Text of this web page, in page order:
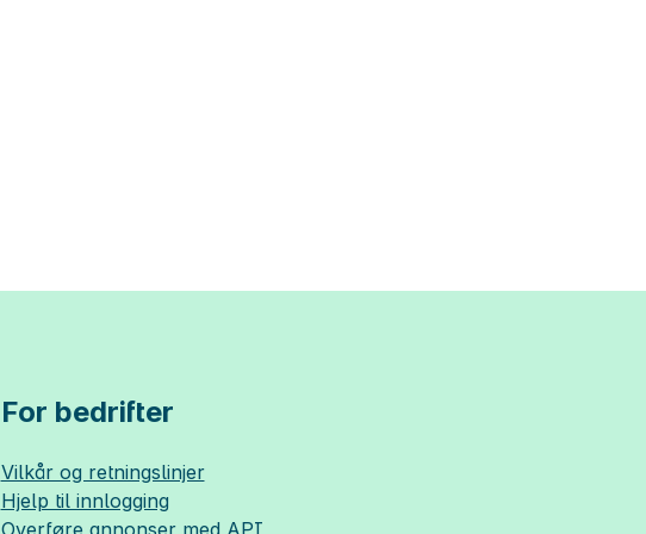
For bedrifter
Vilkår og retningslinjer
Hjelp til innlogging
Overføre annonser med API